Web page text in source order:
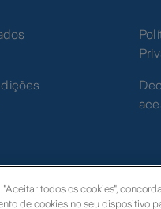
todos os cookies",
de cookies no seu dispositivo